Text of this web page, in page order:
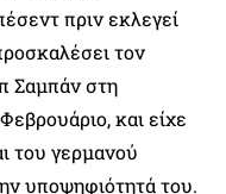
πριν εκλεγεί
τον
Σαμπάν στη
και είχε
του γερμανού
υποψηφιότητά του.